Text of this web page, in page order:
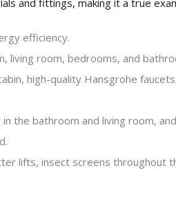
and fittings, making it a true
efficiency.
living room, bedrooms, and
high-quality Hansgrohe
the bathroom and living room,
lifts, insect screens throughout